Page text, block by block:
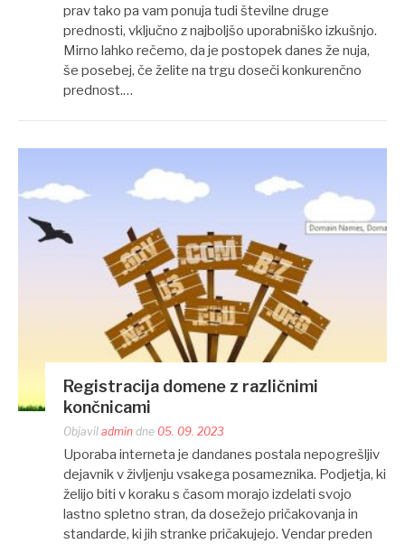
prav tako pa vam ponuja tudi številne druge
prednosti, vključno z najboljšo uporabniško izkušnjo.
Mirno lahko rečemo, da je postopek danes že nuja,
še posebej, če želite na trgu doseči konkurenčno
prednost.…
Registracija domene z različnimi
končnicami
Objavil admin dne 05. 09. 2023
Uporaba interneta je dandanes postala nepogrešljiv
dejavnik v življenju vsakega posameznika. Podjetja, ki
želijo biti v koraku s časom morajo izdelati svojo
lastno spletno stran, da dosežejo pričakovanja in
standarde, ki jih stranke pričakujejo. Vendar preden